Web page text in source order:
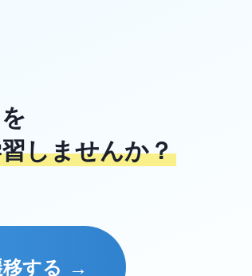
を
しませんか？
する →